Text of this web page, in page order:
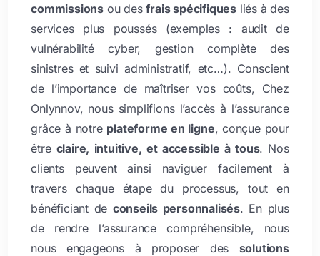
commissionsou desfrais spécifiques liés à des
services plus poussés (exemples : audit de
vulnérabilité cyber, gestion complète des
sinistres et suivi administratif, etc…). Conscient
de l’importance de maîtriser vos coûts, Chez
Onlynnov, nous simplifions l’accès à l’assurance
grâce à notre plateforme en ligne, conçue pour
être claire, intuitive, et accessible à tous. Nos
clients peuvent ainsi naviguer facilement à
travers chaque étape du processus, tout en
bénéficiant de conseils personnalisés. En plus
de rendre l’assurance compréhensible, nous
nous engageons à proposer des solutions